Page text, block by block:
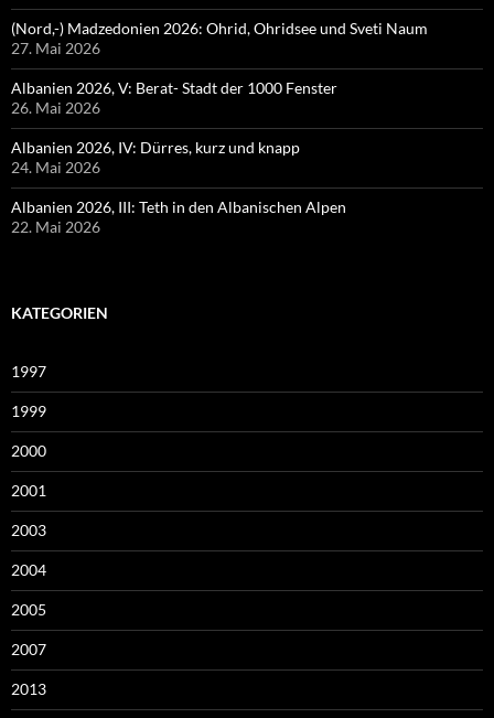
(Nord,-) Madzedonien 2026: Ohrid, Ohridsee und Sveti Naum
27. Mai 2026
Albanien 2026, V: Berat- Stadt der 1000 Fenster
26. Mai 2026
Albanien 2026, IV: Dürres, kurz und knapp
24. Mai 2026
Albanien 2026, III: Teth in den Albanischen Alpen
22. Mai 2026
KATEGORIEN
1997
1999
2000
2001
2003
2004
2005
2007
2013